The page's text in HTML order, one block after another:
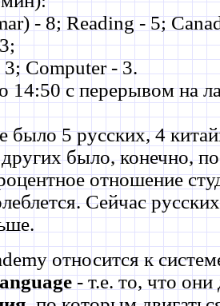
- 8; Reading - 5;
Computer - 3.
14:50 с перерывом на
было 5 русских, 4
было, конечно,
отношение
Сейчас
относится к
- т.е. то, что